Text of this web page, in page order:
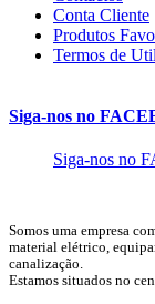
Conta Cliente
Produtos
Termos de
Siga-nos no
Siga-nos no
Somos uma empresa
material elétrico,
canalização.
Estamos situados no